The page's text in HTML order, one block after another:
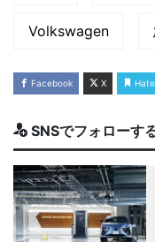
Volkswagen
Facebook X
SNSでフォローす